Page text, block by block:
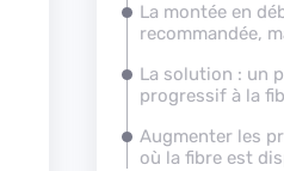
La montée en
recommandée,
La solution : un
progressif à la
Augmenter les
où la fibre est